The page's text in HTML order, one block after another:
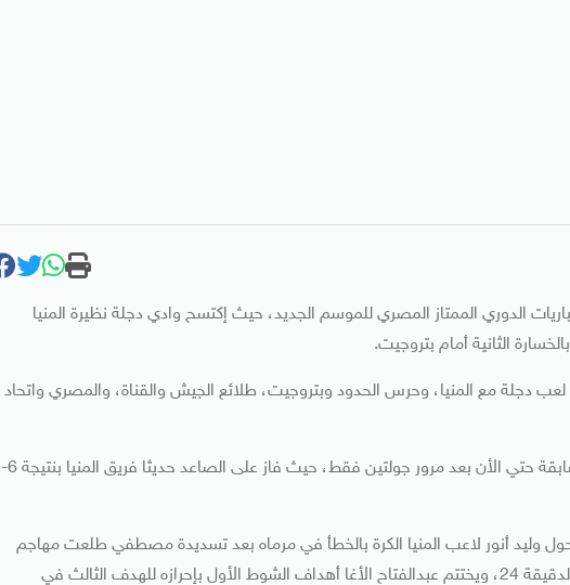
الدوري الممتاز المصري للموسم الجديد، حيث إكتسح وادي دجلة نظيرة المنيا
الثانية أمام بتروجيت.
حيث لعب دجلة مع المنيا، وحرس الحدود وبتروجيت، طلائع الجيش والقناة، والمصري واتحاد
استطاع وادي دجلة أن يحقق أكبر انتصار في المسابقة حتي الأن بعد مرور جولتين فقط، حيث فاز على الصاعد حديثا فريق المنيا بنتيجة 6-
بالهدف الأول في الدقيقة 10 بعدما حول وليد أنور لاعب المنيا الكرة بالخطأ في مرماه بعد تسديدة مصطفي طلعت مهاجم
دجلة، ثم أضاف أكوتي منساه الهدف الثاني في الدقيقة 24، ويختتم عبدالفتاح الأغا أهداف الشوط الأول بإحرازه للهدف الثالث في